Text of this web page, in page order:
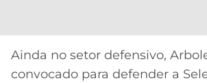
Ainda no setor defensivo,
convocado para defender a